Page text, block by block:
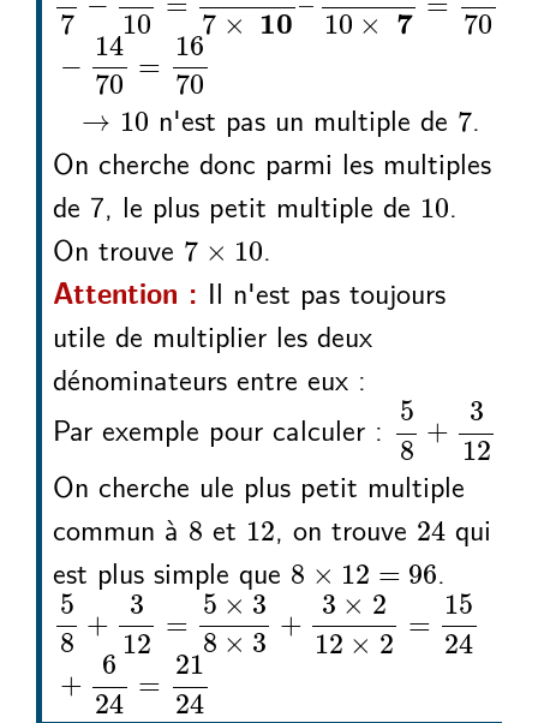
7
10
7 × 10
10 × 7
70
−
14
70
=
16
70
→ 10
10 n'est pas un multiple de 7
7.
On cherche donc parmi les multiples
de 7, le plus petit multiple de 10
10.
On trouve 7 × 10
7 ×10 .
Attention : Il n'est pas toujours
utile de multiplier les deux
dénominateurs entre eux :
Par exemple pour calculer : 5
8
+
3
12
58
12
On cherche ule plus petit multiple
commun à 8
8 et 12
12, on trouve 24
24 qui
est plus simple que 8 × 12 = 96
8 ×12=96 .
5
8
+
3
12
=
5 × 3
8 × 3
+
3 × 2
12 × 2
=
15
24
+
6
24
=
21
24
58+312 =5×38×3+3 ×212× 2=1524